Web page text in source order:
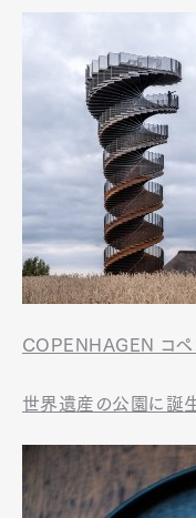
COPENHAGEN コペ
世界遺産の公園に誕